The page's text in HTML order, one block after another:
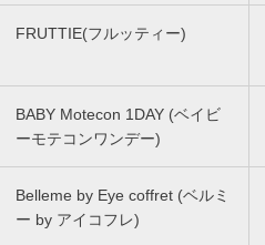
FRUTTIE(フルッティー)
BABY Motecon 1DAY (ベイビ
ーモテコンワンデー)
Belleme by Eye coffret (ベルミ
ー by アイコフレ)